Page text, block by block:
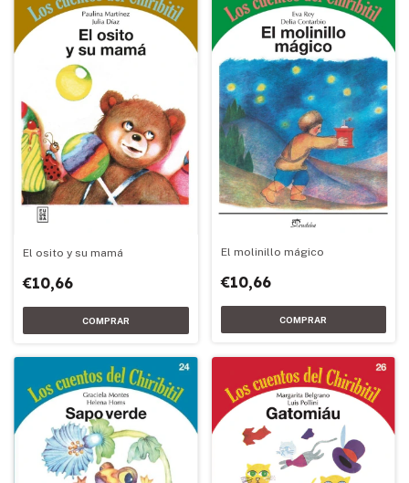
El osito y su mamá
€10,66
El molinillo mágico
€10,66